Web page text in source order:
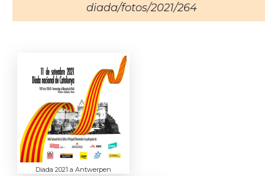
diada/fotos/2021/264
Diada 2021 a Antwerpen